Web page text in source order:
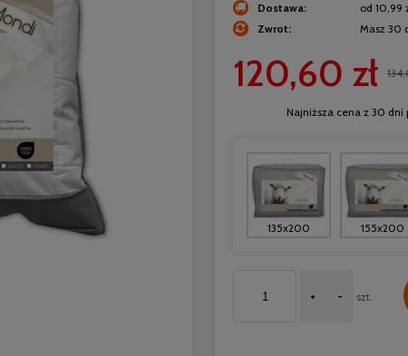
Dostawa:
od 10,99
Zwrot:
Masz 30
120,60 zł
Najniższa cena z 30 dni
135x200 155x200
+ - szt.